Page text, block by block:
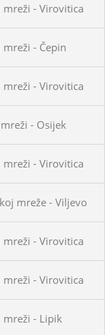
- Virovitica
- Čepin
- Virovitica
- Osijek
- Virovitica
mreže - Viljevo
- Virovitica
- Virovitica
- Lipik